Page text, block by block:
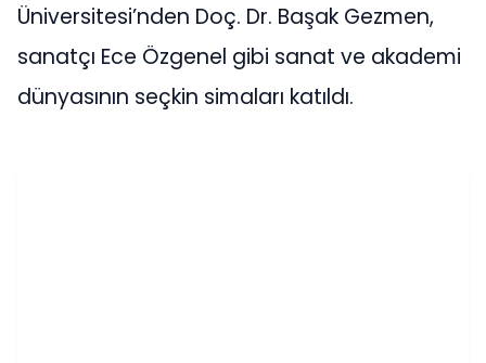
Üniversitesi’nden Doç. Dr. Başak Gezmen,
sanatçı Ece Özgenel gibi sanat ve akademi
dünyasının seçkin simaları katıldı.